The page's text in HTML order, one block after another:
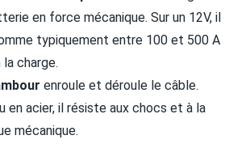
en force mécanique. Sur un 12V, il
typiquement entre 100 et 500 A
charge.
enroule et déroule le câble.
en acier, il résiste aux chocs et à la
mécanique.